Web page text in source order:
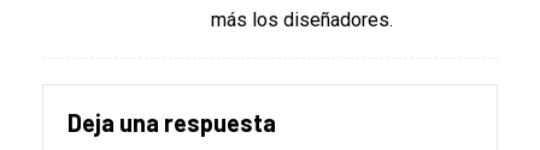
más los diseñadores.
Deja una respuesta